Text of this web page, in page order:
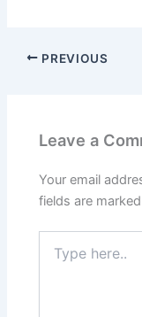
PREVIOUS
Leave a
Your email
fields are marked
here..